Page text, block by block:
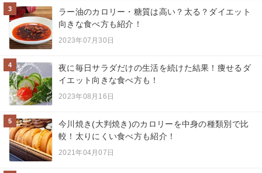
3
ラー油のカロリー・糖質は高い？太る？ダイエット
向きな食べ方も紹介！
2023年07月30日
4
夜に毎日サラダだけの生活を続けた結果！痩せるダ
イエット向きな食べ方も！
2023年08月16日
5
今川焼き(大判焼き)のカロリーを中身の種類別で比
較！太りにくい食べ方も紹介！
2021年04月07日